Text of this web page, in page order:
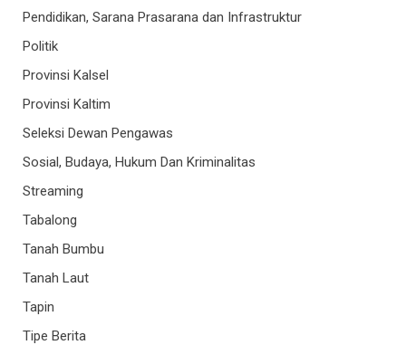
Pendidikan, Sarana Prasarana dan Infrastruktur
Politik
Provinsi Kalsel
Provinsi Kaltim
Seleksi Dewan Pengawas
Sosial, Budaya, Hukum Dan Kriminalitas
Streaming
Tabalong
Tanah Bumbu
Tanah Laut
Tapin
Tipe Berita